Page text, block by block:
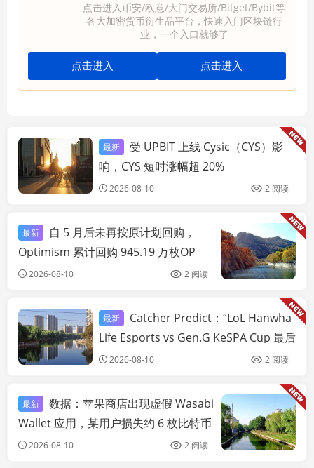
点击进入币安/欧意/大门交易所/Bitget/Bybit等
各大加密货币衍生品平台，快速入门区块链行
业，一个入口就够了
点击进入 点击进入
链快讯
最新
受 UPBIT 上线 Cysic（CYS）影
响，CYS 短时涨幅超 20%
2026-08-10 2 阅读
最新
自 5 月后未再按原计划回购，
Optimism 累计回购 945.19 万枚OP
2026-08-10 2 阅读
链快讯
最新
Catcher Predict：“LoL Hanwha
Life Esports vs Gen.G KeSPA Cup 最后
机会资格赛” “双方队伍摧毁抑制器” 胜
2026-08-10 2 阅读
最新
数据：苹果商店出现虚假 Wasabi
Wallet 应用，某用户损失约 6 枚比特币
2026-08-10 2 阅读